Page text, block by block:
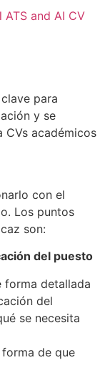
para
y se
CVs académicos
con el
Los puntos
son:
del puesto
forma detallada
del
se necesita
de que